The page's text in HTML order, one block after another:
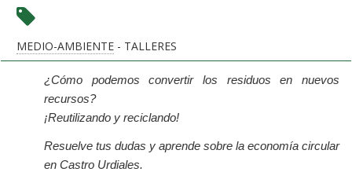
MEDIO-AMBIENTE - TALLERES
¿Cómo podemos convertir los residuos en nuevos
recursos?
¡Reutilizando y reciclando!
Resuelve tus dudas y aprende sobre la economía circular
en Castro Urdiales.